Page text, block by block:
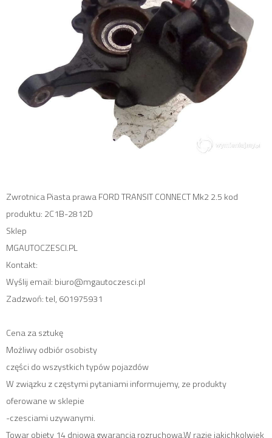
Zwrotnica Piasta prawa FORD TRANSIT CONNECT Mk2 2.5 kod
produktu: 2C1B-2812D
Sklep
MGAUTOCZESCI.PL
Kontakt:
Wyślij email: biuro@mgautoczesci.pl
Zadzwoń: tel, 601975931
Cena za sztukę
Możliwy odbiór osobisty
części do wszystkich typów pojazdów
W związku z częstymi pytaniami informujemy, ze produkty
oferowane w sklepie
-czesciami uzywanymi.
Towar objęty 14 dniową gwarancją rozruchową.W razie jakichkolwiek